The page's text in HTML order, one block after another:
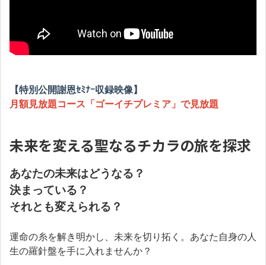
【特別公開謝恩ｾﾐﾅｰ収録映像】
月額見放題コース「ゴーイチプレミア」で見放題
未来を変える聖なるチカラの旅を探求
あなたの未来はどうなる？
決まっている？
それとも変えられる？
運命の糸を解き明かし、未来を切り拓く。あなた自身の人
生の羅針盤を手に入れませんか？